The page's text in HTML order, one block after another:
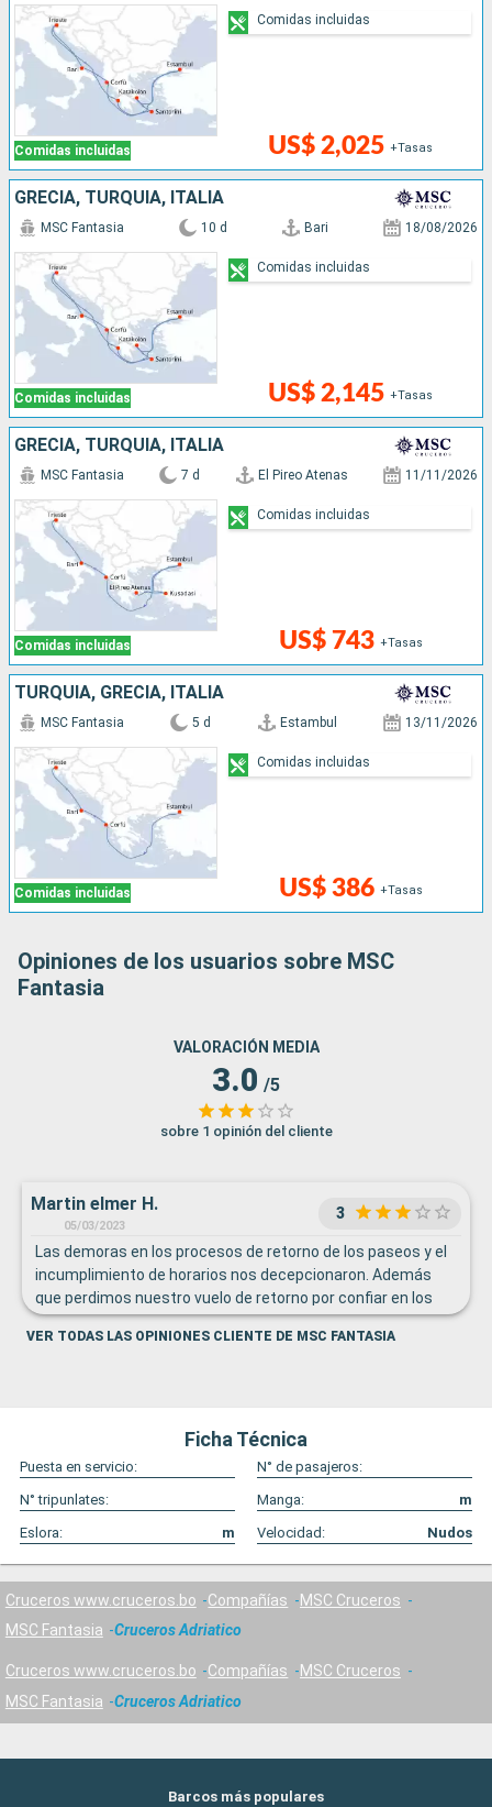
Comidas incluidas US$ 2,025 +Tasas
Comidas incluidas
GRECIA, TURQUÍA, ITALIA
Comidas incluidas
MSC Fantasia 10 d Bari 18/08/2026
US$ 2,145 +Tasas
Comidas incluidas
GRECIA, TURQUÍA, ITALIA
Comidas incluidas
MSC Fantasia 7 d El Pireo Atenas 11/11/2026
US$ 743 +Tasas
Comidas incluidas
TURQUÍA, GRECIA, ITALIA
Comidas incluidas
MSC Fantasia 5 d Estambul 13/11/2026
US$ 386 +Tasas
Comidas incluidas
Opiniones de los usuarios sobre MSC
Fantasia
VALORACIÓN MEDIA
3.0 /5
sobre 1 opinión del cliente
Martin elmer H.
05/03/2023
3
Las demoras en los procesos de retorno de los paseos y el
incumplimiento de horarios nos decepcionaron. Además
que perdimos nuestro vuelo de retorno por confiar en los
horarios proporcionados.
VER TODAS LAS OPINIONES CLIENTE DE MSC FANTASIA
Ficha Técnica
Puesta en servicio:
N° de pasajeros:
N° tripunlates:
Manga:
m
Eslora:
m Velocidad: Nudos
Cruceros www.cruceros.bo Compañías
MSC Cruceros
MSC Fantasia
Cruceros Adriatico
Cruceros www.cruceros.bo Compañías
MSC Cruceros
MSC Fantasia
Cruceros Adriatico
Barcos más populares